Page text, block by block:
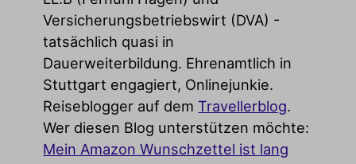
Versicherungsbetriebswirt (DVA) -
tatsächlich quasi in
Dauerweiterbildung. Ehrenamtlich in
Stuttgart engagiert, Onlinejunkie.
Reiseblogger auf dem Travellerblog.
Wer diesen Blog unterstützen möchte:
Mein Amazon Wunschzettel ist lang